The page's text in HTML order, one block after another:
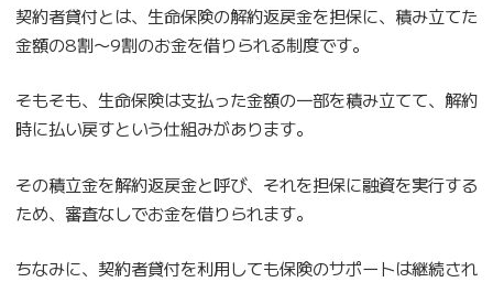
契約者貸付とは、生命保険の解約返戻金を担保に、積み立てた
金額の8割〜9割のお金を借りられる制度です。
そもそも、生命保険は支払った金額の一部を積み立てて、解約
時に払い戻すという仕組みがあります。
その積立金を解約返戻金と呼び、それを担保に融資を実行する
ため、審査なしでお金を借りられます。
ちなみに、契約者貸付を利用しても保険のサポートは継続され